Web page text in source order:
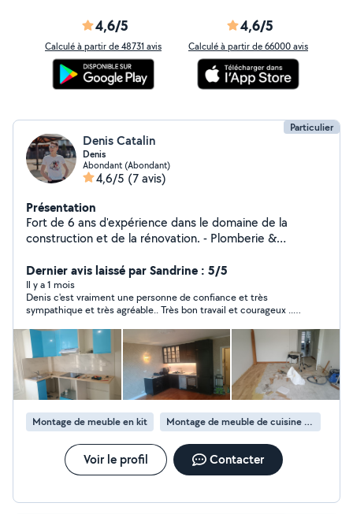
4,6/5
Calculé à partir de 48731 avis
4,6/5
Calculé à partir de 66000 avis
Particulier
Denis Catalin
Denis
Abondant (Abondant)
4,6/5 (7 avis)
Présentation
Fort de 6 ans d'expérience dans le domaine de la
construction et de la rénovation. - Plomberie &
(boilers), robinets, éviers, radiateurs électriques.
Changement de joints silicone et débouchage.
-Électricité : Remplacement/ajout de prises et
interrupteurs, changement de fusibles (tableau
électrique). -Rénovation & Peinture : Réparation de
fissures, enduit, rebouchage et peinture de tous types
de murs. -Jardinage : Tonte de pelouse (équipé d'un
petit tracteur tondeuse Honda) et entretien de jardin -
Montage de meubles : Assemblage de tous vos
meubles en kit (Ikea, etc.).,
Dernier avis laissé par Sandrine : 5/5
Il y a 1 mois
Denis c'est vraiment une personne de confiance et très
sympathique et très agréable.. Très bon travail et courageux .. 5
Montage de meuble en kit Montage de meuble de cuisine en kit
Voir le profil Contacter